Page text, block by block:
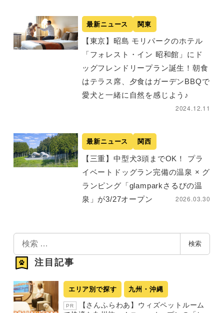
最新ニュース 関東
【東京】昭島 モリパークのホテル
「フォレスト・イン 昭和館」にド
ッグフレンドリープラン誕生！朝食
はテラス席、夕食はガーデンBBQで
愛犬と一緒に自然を感じよう♪
2024.12.11
最新ニュース 関西
【三重】中型犬3頭までOK！ プラ
イベートドッグラン完備の温泉 × グ
ランピング「glamparkさるびの温
泉」が3/27オープン
2026.03.30
検
索
検索
注目記事
エリア別で探す 九州・沖縄
PR
【さんふらわあ】ウィズペットルーム